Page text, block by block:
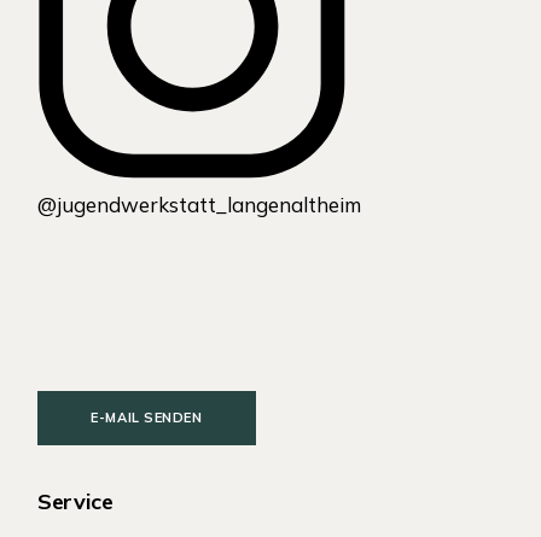
@jugendwerkstatt_langenaltheim
E-MAIL SENDEN
Service